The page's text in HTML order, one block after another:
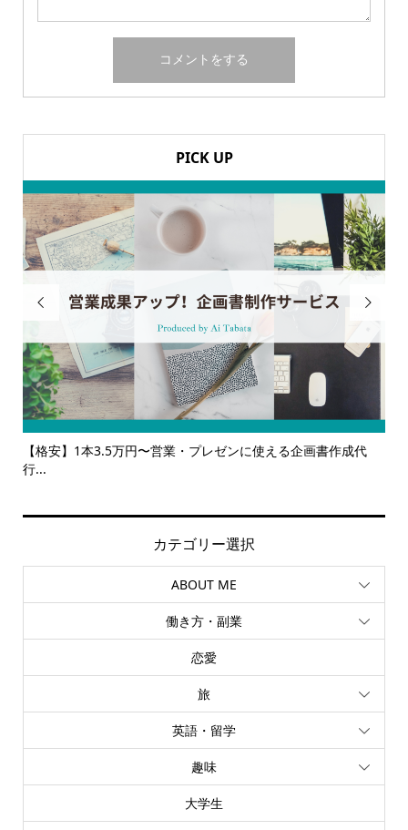
PICK UP

る企画書作成代
【サービス一覧】広報・企画・デザインの単発依

カテゴリー選択
ABOUT ME
働き方・副業
恋愛
旅
英語・留学
趣味
大学生